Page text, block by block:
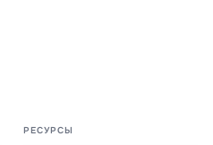
РЕСУРСЫ